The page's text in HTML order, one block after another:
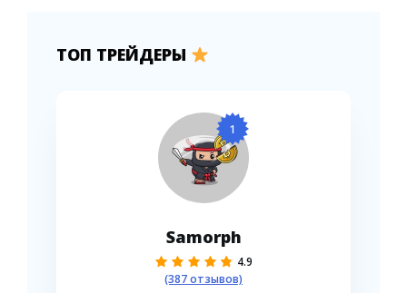
ТОП ТРЕЙДЕРЫ
1
Samorph
4.9
(387 отзывов)